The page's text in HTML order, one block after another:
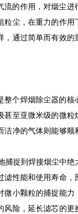
流的作用，对烟尘进
粒尘，在重力的作用
，通过简单而有效的
整个焊烟除尘器的核
甚至亚微米级的微粒
洁净的气体则能够顺
捕捉到焊接烟尘中绝
滤性能和使用寿命，
微小颗粒的捕捉能力
风险，延长滤芯的更